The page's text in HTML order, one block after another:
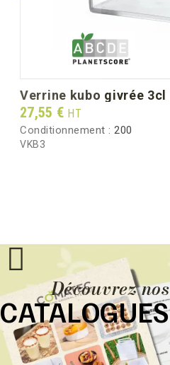
verrine kubo givrée 3cl
Prix
27,55 € HT
Conditionnement : 200
VKB3
Découvrez nos
CATALOGUES